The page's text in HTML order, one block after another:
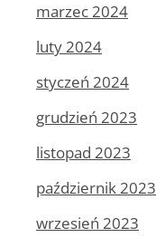
marzec 2024
luty 2024
styczeń 2024
grudzień 2023
listopad 2023
październik 2023
wrzesień 2023